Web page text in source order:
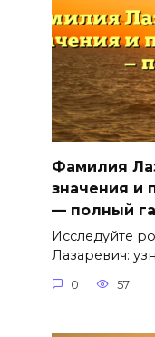
Фамилия
значения и
— полный
Исследуйте
Лазаревич:
0 57